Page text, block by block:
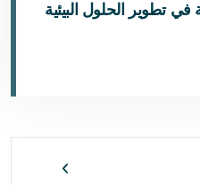
في تطوير الحلول البيئية